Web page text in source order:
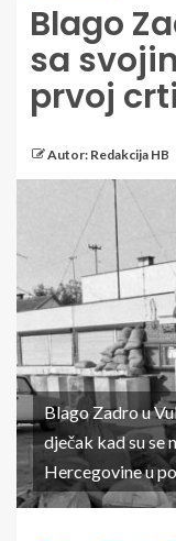
Blago
sa
prvoj
Autor: Redakcija HB
Blago Zadro u
dječak kad su
Hercegovine u